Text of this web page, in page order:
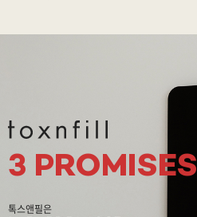
3 PROMISES
톡스앤필은